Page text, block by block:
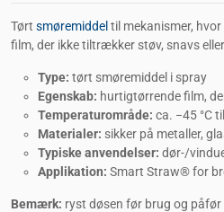
Tørt smøremiddel til mekanismer,
film, der ikke tiltrækker støv, snavs
Type: tørt smøremiddel i spray
Egenskab: hurtigtørrende film,
Temperaturområde: ca. −45 °C
Materialer: sikker på metaller,
Typiske anvendelser: dør-/
Applikation: Smart Straw® for
Bemærk: ryst døsen før brug og